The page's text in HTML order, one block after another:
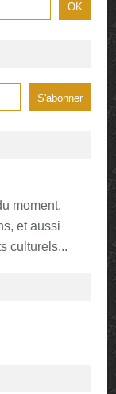
moment,
et aussi
culturels...